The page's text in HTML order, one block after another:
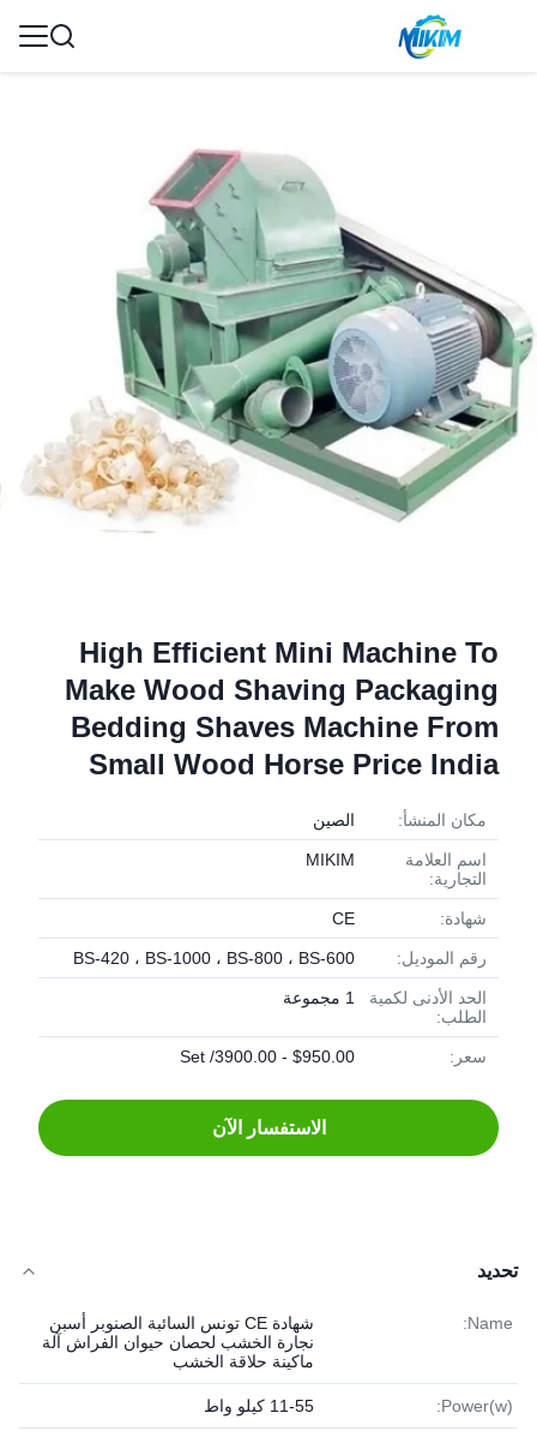
High Efficient Mini Machine To
Make Wood Shaving Packaging
Bedding Shaves Machine From
Small Wood Horse Price India
مكان المنشأ: الصين
اسم العلامة
التجارية:
MIKIM
شهادة: CE
رقم الموديل: BS-420 ، BS-1000 ، BS-800 ، BS-600
الحد الأدنى لكمية
الطلب:
1 مجموعة
سعر: $950.00 - 3900.00/ Set
الاستفسار الآن
تحديد
Name:
شهادة CE تونس السائبة الصنوبر أسبن
نجارة الخشب لحصان حيوان الفراش آلة
ماكينة حلاقة الخشب
Power(w): 11-55 كيلو واط